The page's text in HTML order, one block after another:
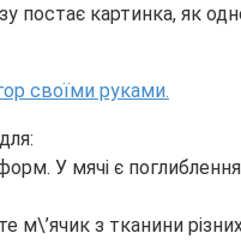
постає картинка, як
У мячі є
з тканини